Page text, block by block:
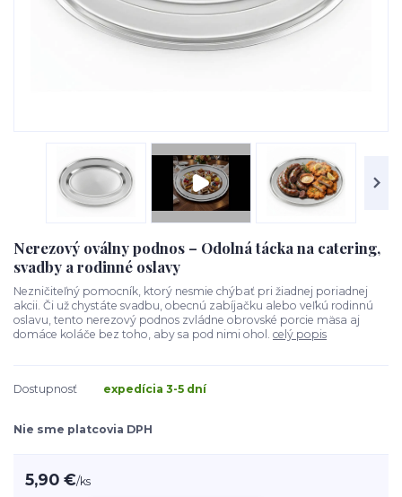
Nerezový oválny podnos – Odolná tácka na catering,
svadby a rodinné oslavy
Nezničiteľný pomocník, ktorý nesmie chýbať pri žiadnej poriadnej
akcii. Či už chystáte svadbu, obecnú zabíjačku alebo veľkú rodinnú
oslavu, tento nerezový podnos zvládne obrovské porcie mäsa aj
domáce koláče bez toho, aby sa pod nimi ohol. celý popis
Dostupnosť expedícia 3-5 dní
Nie sme platcovia DPH
5,90 €/ks